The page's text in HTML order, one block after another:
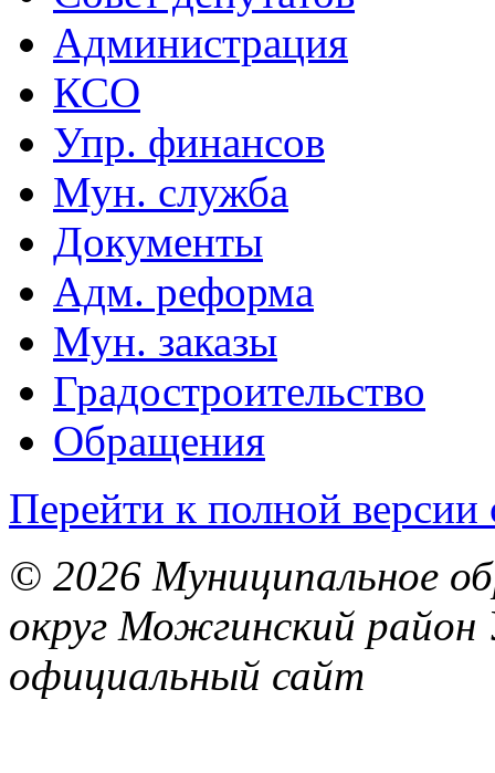
Администрация
КСО
Упр. финансов
Мун. служба
Документы
Адм. реформа
Мун. заказы
Градостроительство
Обращения
Перейти к полной версии
© 2026 Муниципальное
округ Можгинский район
официальный сайт